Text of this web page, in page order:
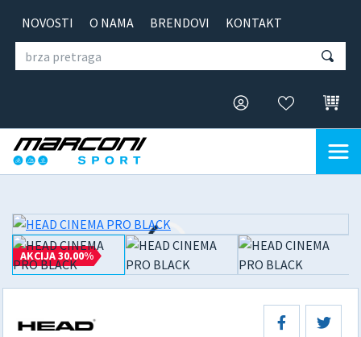
NOVOSTI O NAMA BRENDOVI KONTAKT
AKCIJA 30.00%